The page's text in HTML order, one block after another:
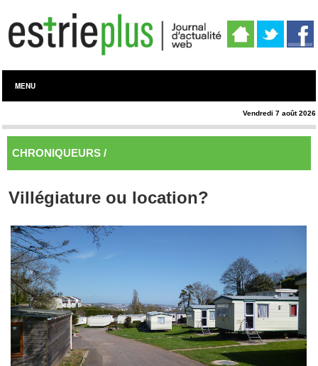
MENU
Vendredi 7 août 2026
CHRONIQUEURS /
Villégiature ou location?